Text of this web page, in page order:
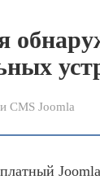
CMS Joomla